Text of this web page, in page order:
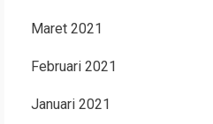
Maret 2021
Februari 2021
Januari 2021